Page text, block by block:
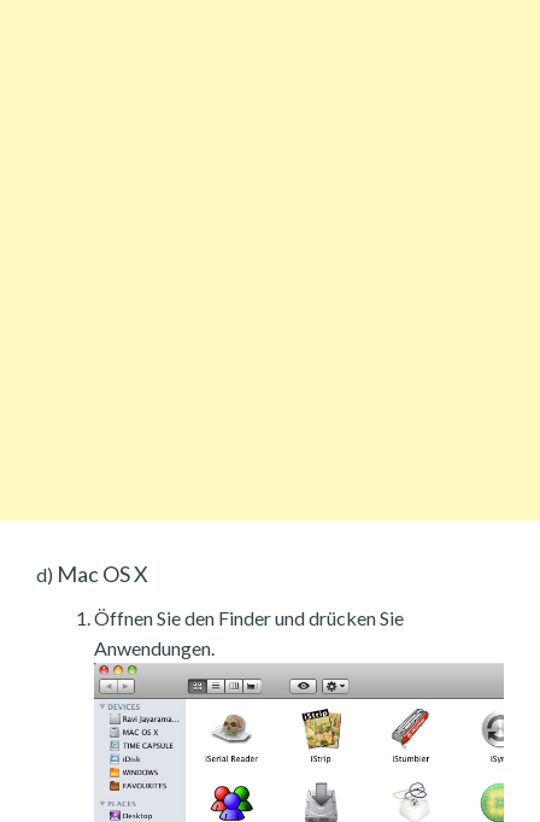
d) Mac OS X
Öffnen Sie den Finder und drücken Sie
Anwendungen.